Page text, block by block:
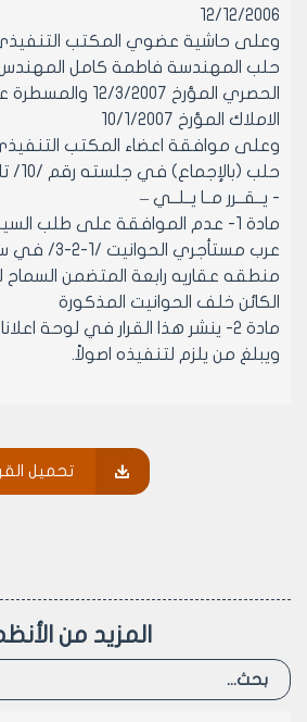
12/12/2006
وعلى حاشية عضوي المكتب
حلب المهندسة فاطمة كامل
الحصري المؤرخ 12/
الاملاك المؤرخ 10/1/2007
وعلى موافقة اعضاء المكتب
حلب (بالإجماع) في جلسته رقم /10/ تاريخ 18/3/2007 م.
- يــقــرر مــا يــلــي –
مادة 1- عدم الموافقة على طلب
عرب مستأجري
منطقه عقاريه رابعة المتضمن السماح
الكائن خلف الحوانيت المذكورة
مادة 2- ينشر هذا القرار في لوحة
ويبلغ من يلزم لتنفيذه اصولاً.
حلب
الدكتور المهندس
تحميل
المزيد من